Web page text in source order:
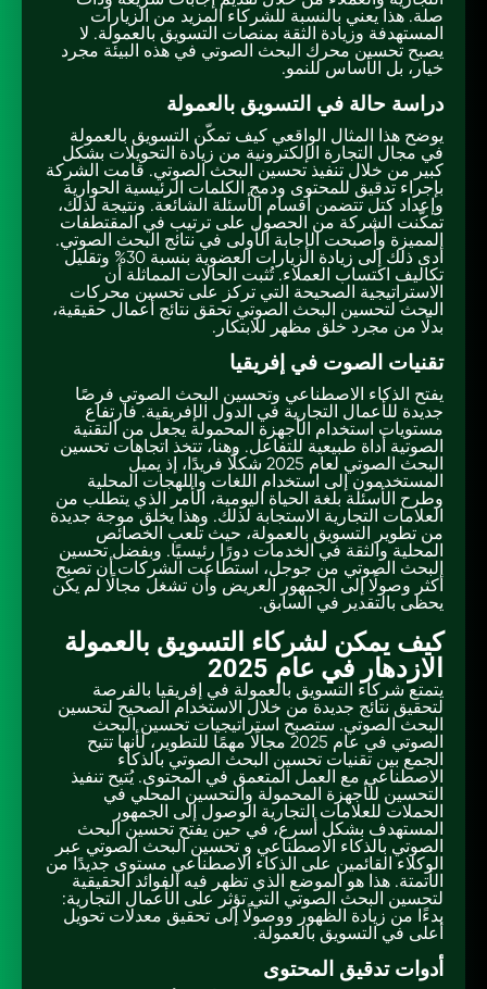
صلة. هذا يعني بالنسبة للشركاء المزيد من الزيارات
المستهدفة وزيادة الثقة بمنصات التسويق بالعمولة. لا
يصبح تحسين محرك البحث الصوتي في هذه البيئة مجرد
خيار، بل الأساس للنمو.
دراسة حالة في التسويق بالعمولة
يوضح هذا المثال الواقعي كيف تمكّن التسويق بالعمولة
في مجال التجارة الإلكترونية من زيادة التحويلات بشكل
كبير من خلال تنفيذ تحسين البحث الصوتي. قامت الشركة
بإجراء تدقيق للمحتوى ودمج الكلمات الرئيسية الحوارية
وإعداد كتل تتضمن أقسام الأسئلة الشائعة. ونتيجة لذلك،
تمكّنت الشركة من الحصول على ترتيب في المقتطفات
المميزة وأصبحت الإجابة الأولى في نتائج البحث الصوتي.
أدى ذلك إلى زيادة الزيارات العضوية بنسبة 30% وتقليل
تكاليف اكتساب العملاء. تُثبت الحالات المماثلة أن
الاستراتيجية الصحيحة التي تركز على تحسين محركات
البحث لتحسين البحث الصوتي تحقق نتائج أعمال حقيقية،
بدلًا من مجرد خلق مظهر للابتكار.
تقنيات الصوت في إفريقيا
يفتح الذكاء الاصطناعي وتحسين البحث الصوتي فرصًا
جديدة للأعمال التجارية في الدول الإفريقية. فارتفاع
مستويات استخدام الأجهزة المحمولة يجعل من التقنية
الصوتية أداة طبيعية للتفاعل. وهنا، تتخذ اتجاهات تحسين
البحث الصوتي لعام 2025 شكلًا فريدًا، إذ يميل
المستخدمون إلى استخدام اللغات واللهجات المحلية
وطرح الأسئلة بلغة الحياة اليومية، الأمر الذي يتطلب من
العلامات التجارية الاستجابة لذلك. وهذا يخلق موجة جديدة
من تطوير التسويق بالعمولة، حيث تلعب الخصائص
المحلية والثقة في الخدمات دورًا رئيسيًا. وبفضل تحسين
البحث الصوتي من جوجل، استطاعت الشركات أن تصبح
أكثر وصولًا إلى الجمهور العريض وأن تشغل مجالًا لم يكن
يحظى بالتقدير في السابق.
كيف يمكن لشركاء التسويق بالعمولة
الازدهار في عام 2025
يتمتع شركاء التسويق بالعمولة في إفريقيا بالفرصة
لتحقيق نتائج جديدة من خلال الاستخدام الصحيح لتحسين
البحث الصوتي. ستصبح استراتيجيات تحسين البحث
الصوتي في عام 2025 مجالًا مهمًا للتطوير، لأنها تتيح
الجمع بين تقنيات تحسين البحث الصوتي بالذكاء
الاصطناعي مع العمل المتعمق في المحتوى. يُتيح تنفيذ
التحسين للأجهزة المحمولة والتحسين المحلي في
الحملات للعلامات التجارية الوصول إلى الجمهور
المستهدف بشكل أسرع، في حين يفتح تحسين البحث
الصوتي بالذكاء الاصطناعي و تحسين البحث الصوتي عبر
الوكلاء القائمين على الذكاء الاصطناعي مستوى جديدًا من
الأتمتة. هذا هو الموضع الذي تظهر فيه الفوائد الحقيقية
لتحسين البحث الصوتي التي تؤثر على الأعمال التجارية:
بدءًا من زيادة الظهور ووصولًا إلى تحقيق معدلات تحويل
أعلى في التسويق بالعمولة.
أدوات تدقيق المحتوى